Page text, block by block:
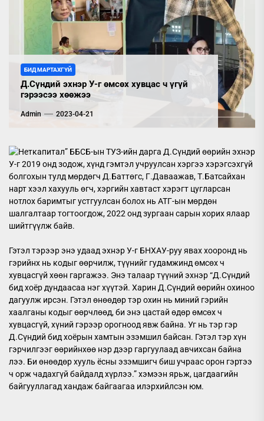
БИД МАРТАХГҮЙ
Д.Сүндий эхнэр У-г өмсөх хувцас ч үгүй
гэрээсээ хөөжээ
Admin 2023-04-21
Неткапитал” ББСБ-ын ТУЗ-ийн дарга Д.Сүндий өөрийн эхнэр
У-г 2019 онд зодож, хүнд гэмтэл учруулсан хэргээ хэрэгсэхгүй
болгохын тулд мөрдөгч Д.Баттөгс, Г.Даваажав, Т.Батсайхан
нарт хээл хахууль өгч, хэргийн хавтаст хэрэгт цугларсан
нотлох баримтыг устгуулсан болох нь АТГ-ын мөрдөн
шалгалтаар тогтоогдож, 2022 онд зургаан сарын хорих ялаар
шийтгүүлж байв.
Гэтэл тэрээр энэ удаад эхнэр У-г БНХАУ-руу явах хооронд нь
гэрийнх нь кодыг өөрчилж, түүнийг гудамжинд өмсөх ч
хувцасгүй хөөн гаргажээ. Энэ талаар түүний эхнэр “Д.Сүндий
бид хоёр дундаасаа нэг хүүтэй. Харин Д.Сүндий өөрийн охиноо
дагуулж ирсэн. Гэтэл өнөөдөр тэр охин нь миний гэрийн
хаалганы кодыг өөрчлөөд, би энэ цастай өдөр өмсөх ч
хувцасгүй, хүний гэрээр орогноод явж байна. Уг нь тэр гэр
Д.Сүндий бид хоёрын хамтын эзэмшил байсан. Гэтэл тэр хүн
гэрчилгээг өөрийнхөө нэр дээр гаргуулаад авчихсан байна
лээ. Би өнөөдөр хууль ёсны эзэмшигч биш учраас орон гэртээ
ч орж чадахгүй байдалд хүрлээ.” хэмээн ярьж, цагдаагийн
байгууллагад хандаж байгаагаа илэрхийлсэн юм.